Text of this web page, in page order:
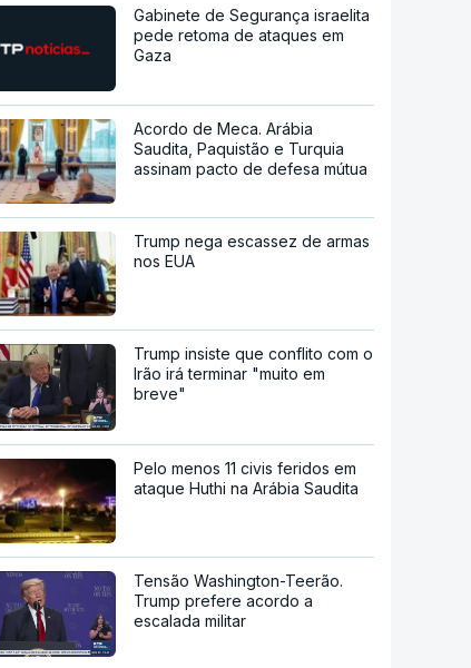
Gabinete de Segurança israelita
pede retoma de ataques em
Gaza
Acordo de Meca. Arábia
Saudita, Paquistão e Turquia
assinam pacto de defesa mútua
Trump nega escassez de armas
nos EUA
Trump insiste que conflito com o
Irão irá terminar "muito em
breve"
Pelo menos 11 civis feridos em
ataque Huthi na Arábia Saudita
Tensão Washington-Teerão.
Trump prefere acordo a
escalada militar